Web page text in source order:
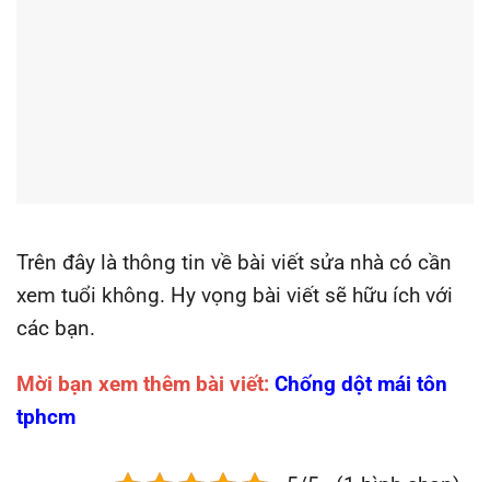
Trên đây là thông tin về bài viết sửa nhà có cần
xem tuổi không. Hy vọng bài viết sẽ hữu ích với
các bạn.
Mời bạn xem thêm bài viết: Chống dột mái tôn
tphcm